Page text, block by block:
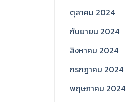
ตุลาคม 2024
กันยายน 2024
สิงหาคม 2024
กรกฎาคม 2024
พฤษภาคม 2024